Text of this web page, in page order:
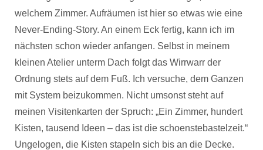
welchem Zimmer. Aufräumen ist hier so etwas wie eine
Never-Ending-Story. An einem Eck fertig, kann ich im
nächsten schon wieder anfangen. Selbst in meinem
kleinen Atelier unterm Dach folgt das Wirrwarr der
Ordnung stets auf dem Fuß. Ich versuche, dem Ganzen
mit System beizukommen. Nicht umsonst steht auf
meinen Visitenkarten der Spruch: „Ein Zimmer, hundert
Kisten, tausend Ideen – das ist die schoenstebastelzeit.“
Ungelogen, die Kisten stapeln sich bis an die Decke.